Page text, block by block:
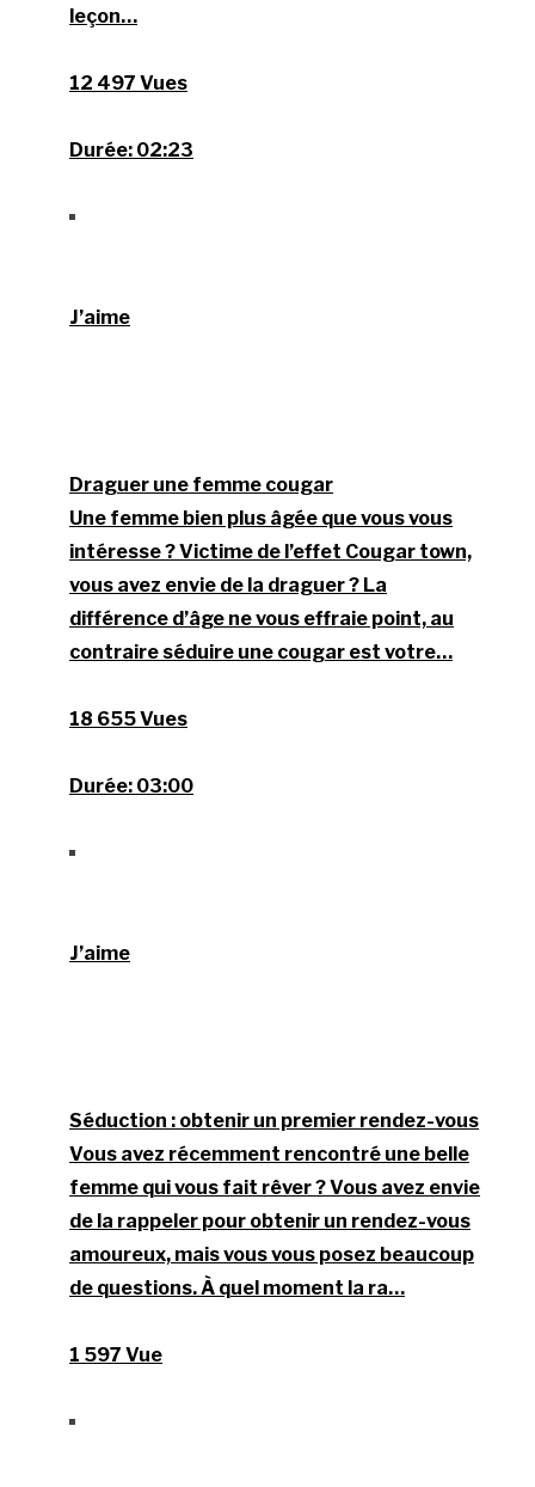
leçon…
12 497 Vues
Durée: 02:23
J’aime
Draguer une femme cougar
Une femme bien plus âgée que vous vous
intéresse ? Victime de l’effet Cougar town,
vous avez envie de la draguer ? La
différence d’âge ne vous effraie point, au
contraire séduire une cougar est votre…
18 655 Vues
Durée: 03:00
J’aime
Séduction : obtenir un premier rendez-vous
Vous avez récemment rencontré une belle
femme qui vous fait rêver ? Vous avez envie
de la rappeler pour obtenir un rendez-vous
amoureux, mais vous vous posez beaucoup
de questions. À quel moment la ra…
1 597 Vue